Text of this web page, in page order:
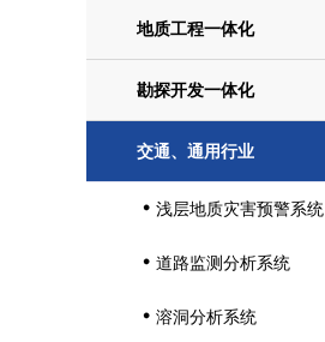
地质工程一体化
勘探开发一体化
交通、通用行业
 浅层地质灾害预警系统
 道路监测分析系统
 溶洞分析系统